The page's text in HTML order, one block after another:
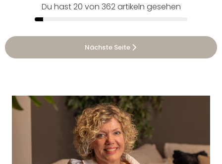
Du hast 20 von 362 artikeln gesehen
Nächste Seite